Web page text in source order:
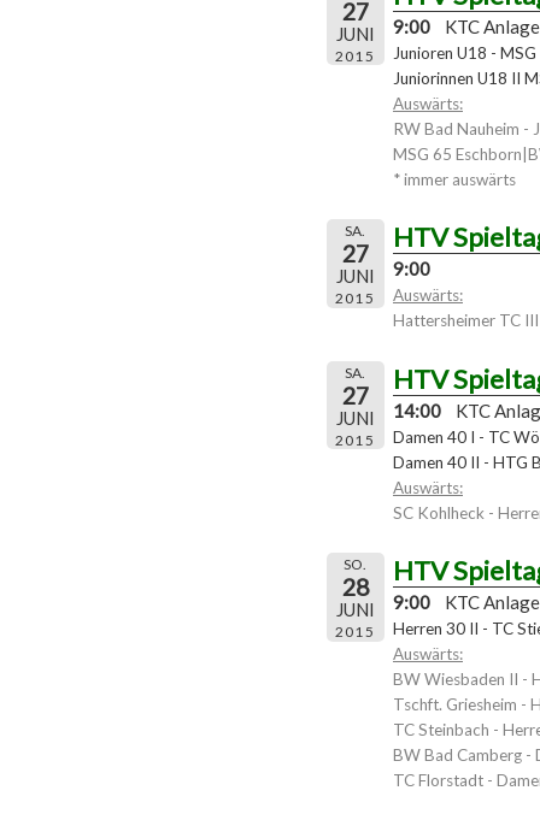
27
JUNI
2015
9:00 KTC Anlage
Junioren U18 -
Juniorinnen U18 II
Auswärts:
RW Bad Nauheim -
MSG 65
* immer auswärts
SA.
27
JUNI
2015
HTV
9:00
Auswärts:
Hattersheimer TC
SA.
27
JUNI
2015
HTV
14:00 KTC
Damen 40 I - TC
Damen 40 II - HTG
Auswärts:
SC Kohlheck -
SO.
28
JUNI
2015
HTV
9:00 KTC Anlage
Herren 30 II - TC
Auswärts:
BW Wiesbaden II -
Tschft. Griesheim -
TC Steinbach -
BW Bad Camberg -
TC Florstadt -